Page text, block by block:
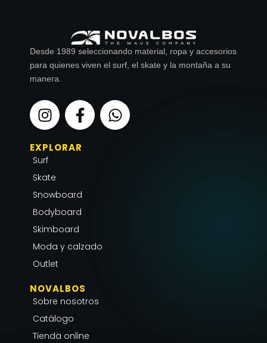
Desde 1989 seleccionando material, ropa y accesorios
para quienes viven el surf, el skate y la montaña a su
manera.
I
n
s
t
a
g
r
a
m
F
a
c
e
o
k
f
W
h
a
EXPLORAR
Surf
Skate
Snowboard
Bodyboard
Skimboard
Moda y calzado
Outlet
NOVALBOS
Sobre nosotros
Catálogo
Tienda online